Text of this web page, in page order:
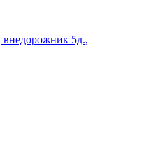
внедорожник 5д.,